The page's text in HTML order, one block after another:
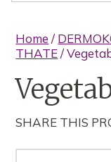
Home /
THATE/
SHARE THIS